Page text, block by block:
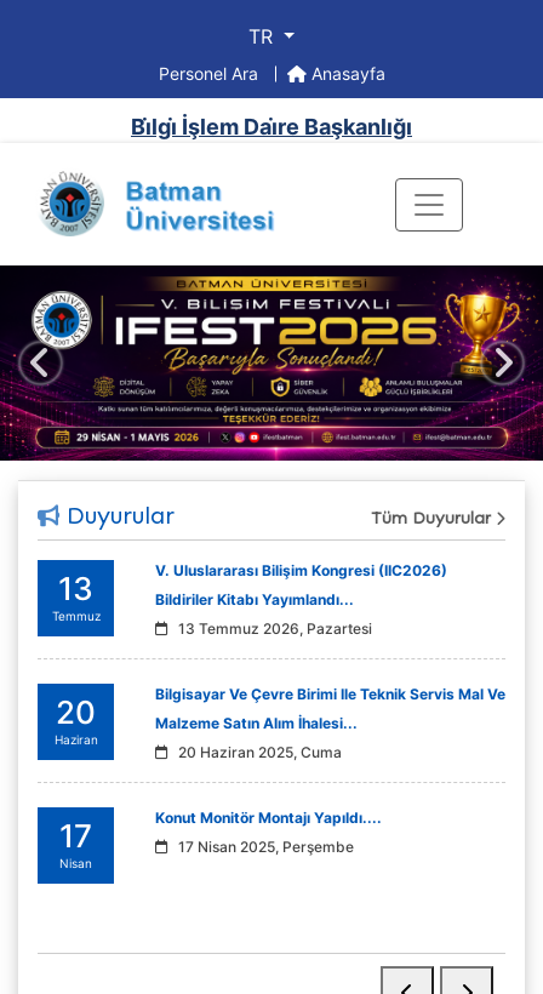
TR
Personel Ara Anasayfa
Bi̇lgi̇ İşlem Dai̇re Başkanlığı
Önceki
Duyurular Tüm Duyurular
13
Temmuz
V. Uluslararası Bilişim Kongresi (IIC2026)
Bildiriler Kitabı Yayımlandı...
13 Temmuz 2026, Pazartesi
20
Haziran
Bilgisayar Ve Çevre Birimi Ile Teknik Servis Mal Ve
Malzeme Satın Alım İhalesi...
20 Haziran 2025, Cuma
17
Nisan
Konut Monitör Montajı Yapıldı....
17 Nisan 2025, Perşembe